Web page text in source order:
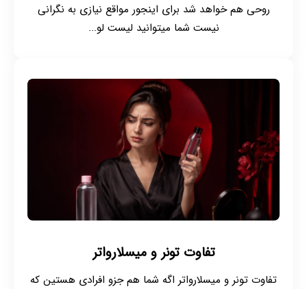
روحی هم خواهد شد برای اینجور مواقع نیازی به نگرانی
نیست شما میتوانید لیست لو...
تفاوت تونر و میسلارواتر
تفاوت تونر و میسلارواتر اگه شما هم جزو افرادی هستین که